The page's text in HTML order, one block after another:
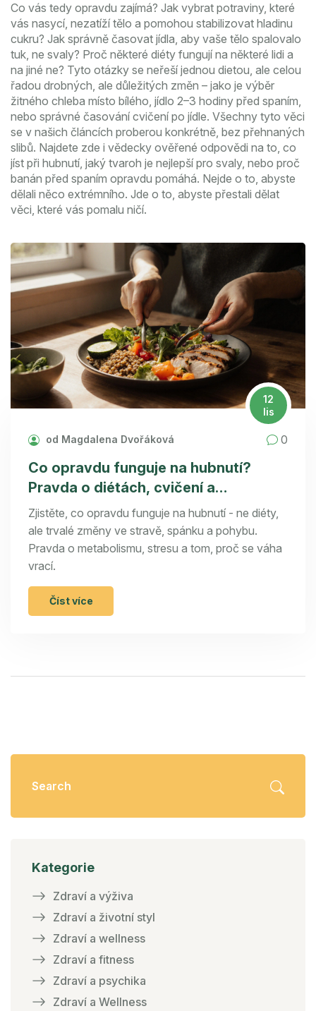
Co vás tedy opravdu zajímá? Jak vybrat potraviny, které
vás nasycí, nezatíží tělo a pomohou stabilizovat hladinu
cukru? Jak správně časovat jídla, aby vaše tělo spalovalo
tuk, ne svaly? Proč některé diéty fungují na některé lidi a
na jiné ne? Tyto otázky se neřeší jednou dietou, ale celou
řadou drobných, ale důležitých změn – jako je výběr
žitného chleba místo bílého, jídlo 2–3 hodiny před spaním,
nebo správné časování cvičení po jídle. Všechny tyto věci
se v našich článcích proberou konkrétně, bez přehnaných
slibů. Najdete zde i vědecky ověřené odpovědi na to, co
jíst při hubnutí, jaký tvaroh je nejlepší pro svaly, nebo proč
banán před spaním opravdu pomáhá. Nejde o to, abyste
dělali něco extrémního. Jde o to, abyste přestali dělat
věci, které vás pomalu ničí.
12
lis
od Magdalena Dvořáková 0
Co opravdu funguje na hubnutí?
Pravda o diétách, cvičení a
přirozeném spalování tuků
Zjistěte, co opravdu funguje na hubnutí - ne diéty,
ale trvalé změny ve stravě, spánku a pohybu.
Pravda o metabolismu, stresu a tom, proč se váha
vrací.
Číst více
Kategorie
Zdraví a výživa
Zdraví a životní styl
Zdraví a wellness
Zdraví a fitness
Zdraví a psychika
Zdraví a Wellness